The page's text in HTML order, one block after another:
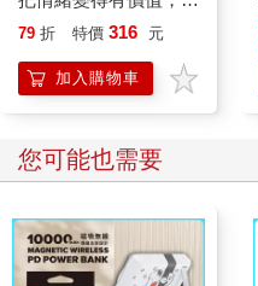
誰都能自在相處
79 折 特價 316 元
加入購物車
您可能也需要